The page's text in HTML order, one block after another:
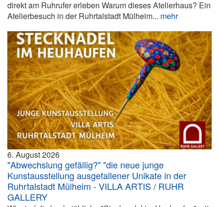
direkt am Ruhrufer erleben Warum dieses Atelierhaus? Ein
Atelierbesuch in der Ruhrtalstadt Mülheim... mehr
6. August 2026
"Abwechslung gefällig?" "die neue junge
Kunstausstellung ausgefallener Unikate in der
Ruhrtalstadt Mülheim - VILLA ARTIS / RUHR
GALLERY